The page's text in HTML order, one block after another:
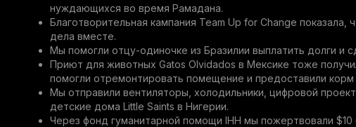
нуждающихся во время Рамадана.
Благотворительная кампания Team Up for Change
дела вместе.
Мы помогли отцу-одиночке из Бразилии выплатить долги и
Приют для животных Gatos Olvidados в Мексике тоже
помогли отремонтировать помещение и предоставили
Мы отправили вентиляторы, холодильники, цифровой
детские дома Little Saints в Нигерии.
Через фонд гуманитарной помощи IHH мы пожертвовали